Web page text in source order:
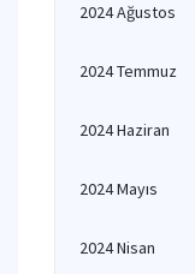
2024 Ağustos
2024 Temmuz
2024 Haziran
2024 Mayıs
2024 Nisan